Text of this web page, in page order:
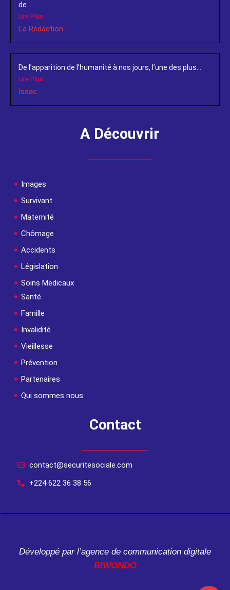
de...
Lire Plus
La Rédaction
De l’apparition de l’humanité à nos jours, l’une des plus...
Lire Plus
Isaac
A Découvrir
Images
Survivant
Maternité
Chômage
Accidents
Législation
Soins Medicaux
Santé
Famille
Invalidité
Vieillesse
Prévention
Partenaires
Qui sommes nous
Contact
contact@securitesociale.com
+224 622 36 38 56
Développé par l’agence de communication digitale
BIWONDO